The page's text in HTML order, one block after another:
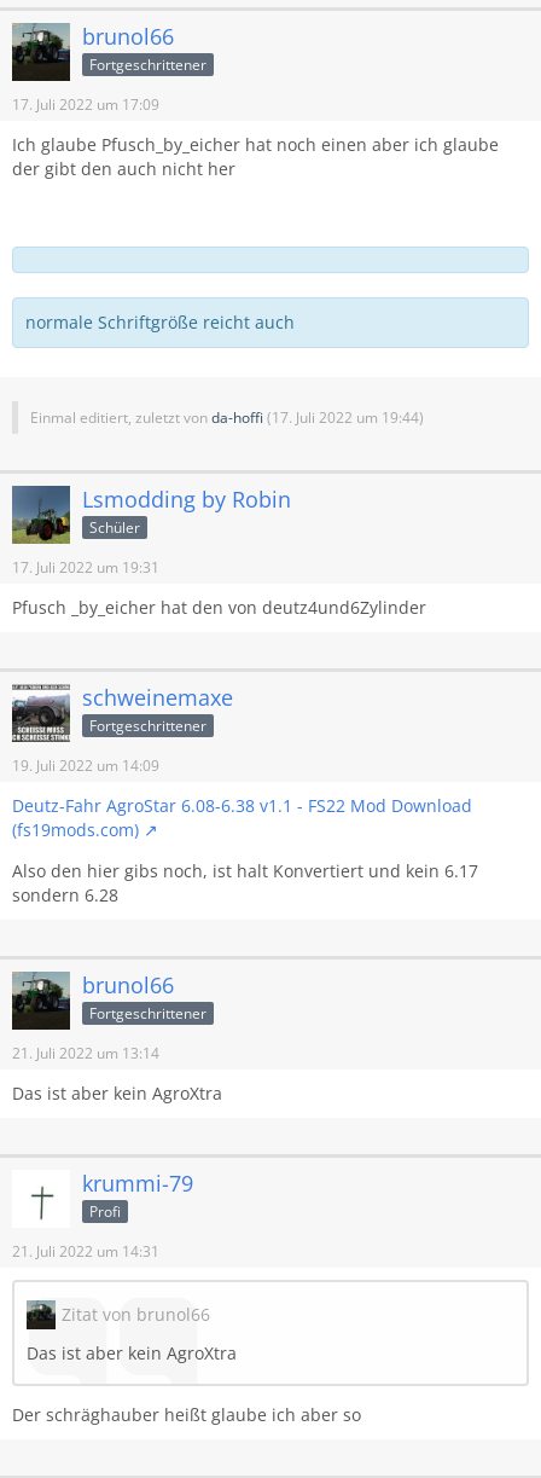
brunol66
Fortgeschrittener
17. Juli 2022 um 17:09
Ich glaube Pfusch_by_eicher hat noch einen aber ich glaube
der gibt den auch nicht her
normale Schriftgröße reicht auch
Einmal editiert, zuletzt vonda-hoffi (17. Juli 2022 um 19:44)
Lsmodding by Robin
Schüler
17. Juli 2022 um 19:31
Pfusch _by_eicher hat den von deutz4und6Zylinder
schweinemaxe
Fortgeschrittener
19. Juli 2022 um 14:09
Deutz-Fahr AgroStar 6.08-6.38 v1.1 - FS22 Mod Download
(fs19mods.com)
Also den hier gibs noch, ist halt Konvertiert und kein 6.17
sondern 6.28
brunol66
Fortgeschrittener
21. Juli 2022 um 13:14
Das ist aber kein AgroXtra
krummi-79
Profi
21. Juli 2022 um 14:31
Zitat von brunol66
Das ist aber kein AgroXtra
Der schräghauber heißt glaube ich aber so